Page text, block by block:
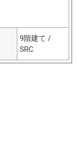
9階建て /
SRC